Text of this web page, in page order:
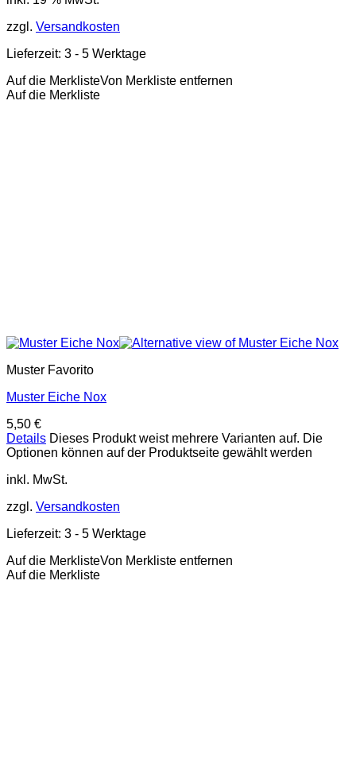
zzgl. Versandkosten
Lieferzeit: 3 - 5 Werktage
Auf die MerklisteVon Merkliste entfernen
Auf die Merkliste
Muster Favorito
Muster Eiche Nox
5,50 €
Details Dieses Produkt weist mehrere Varianten auf. Die
Optionen können auf der Produktseite gewählt werden
inkl. MwSt.
zzgl. Versandkosten
Lieferzeit: 3 - 5 Werktage
Auf die MerklisteVon Merkliste entfernen
Auf die Merkliste